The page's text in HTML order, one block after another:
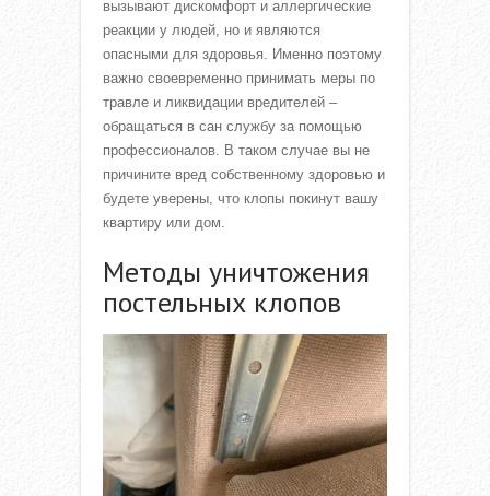
вызывают дискомфорт и аллергические
реакции у людей, но и являются
опасными для здоровья. Именно поэтому
важно своевременно принимать меры по
травле и ликвидации вредителей –
обращаться в сан службу за помощью
профессионалов. В таком случае вы не
причините вред собственному здоровью и
будете уверены, что клопы покинут вашу
квартиру или дом.
Методы уничтожения
постельных клопов